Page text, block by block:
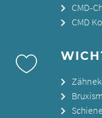
CMD-
CMD